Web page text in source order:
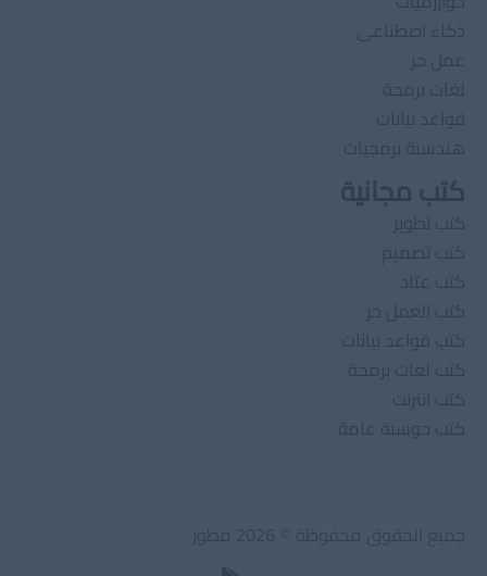
ذكاء اصطناعى
عمل حر
لغات برمجة
قواعد بيانات
هندسىة برمجيات
كتب مجانية
كتب تطوير
كتب تصميم
كتب عتاد
كتب العمل حر
كتب قواعد بيانات
كتب لغات برمجة
كتب انترنت
كتب حوسبة عامة